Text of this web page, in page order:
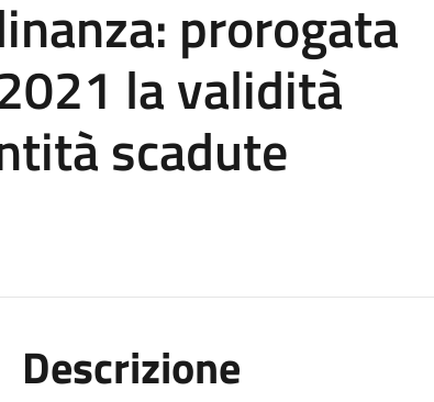
prorogata
la validità
scadute
Descrizione